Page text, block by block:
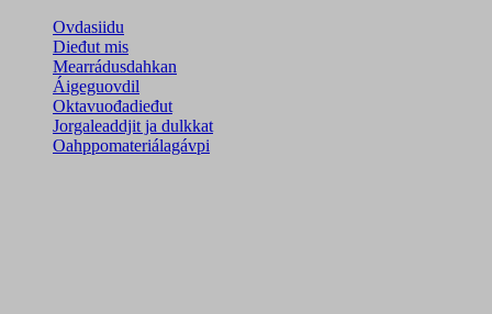
Ovdasiidu
Dieđut mis
Mearrádusdahkan
Áigeguovdil
Oktavuođadieđut
Jorgaleaddjit ja dulkkat
Oahppomateriálagávpi